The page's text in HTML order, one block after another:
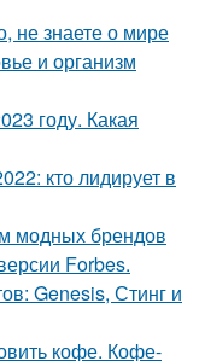
не знаете о мире
и организм
году. Какая
кто лидирует в
модных брендов
Forbes.
Genesis, Стинг и
кофе. Кофе-